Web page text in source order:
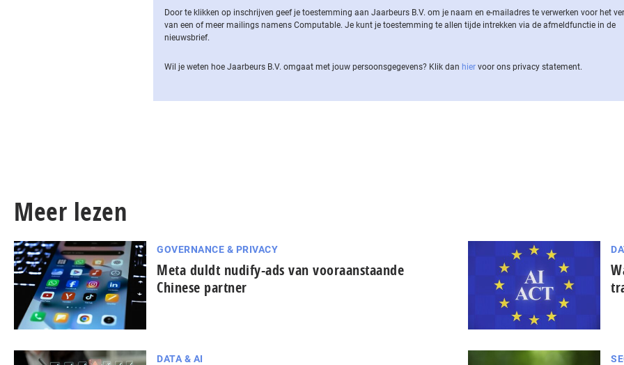
Door te klikken op inschrijven geef je toestemming aan Jaarbeurs B.V. om je naam en e-mailadres te verwerken voor het
van een of meer mailings namens Computable. Je kunt je toestemming te allen tijde intrekken via de af­meld­func­tie in de
nieuwsbrief.
Wil je weten hoe Jaarbeurs B.V. omgaat met jouw per­soons­ge­ge­vens? Klik dan hier voor ons privacy statement.
Meer lezen
GOVERNANCE & PRIVACY
Meta duldt nudify-ads van vooraanstaande
Chinese partner
DATA & AI